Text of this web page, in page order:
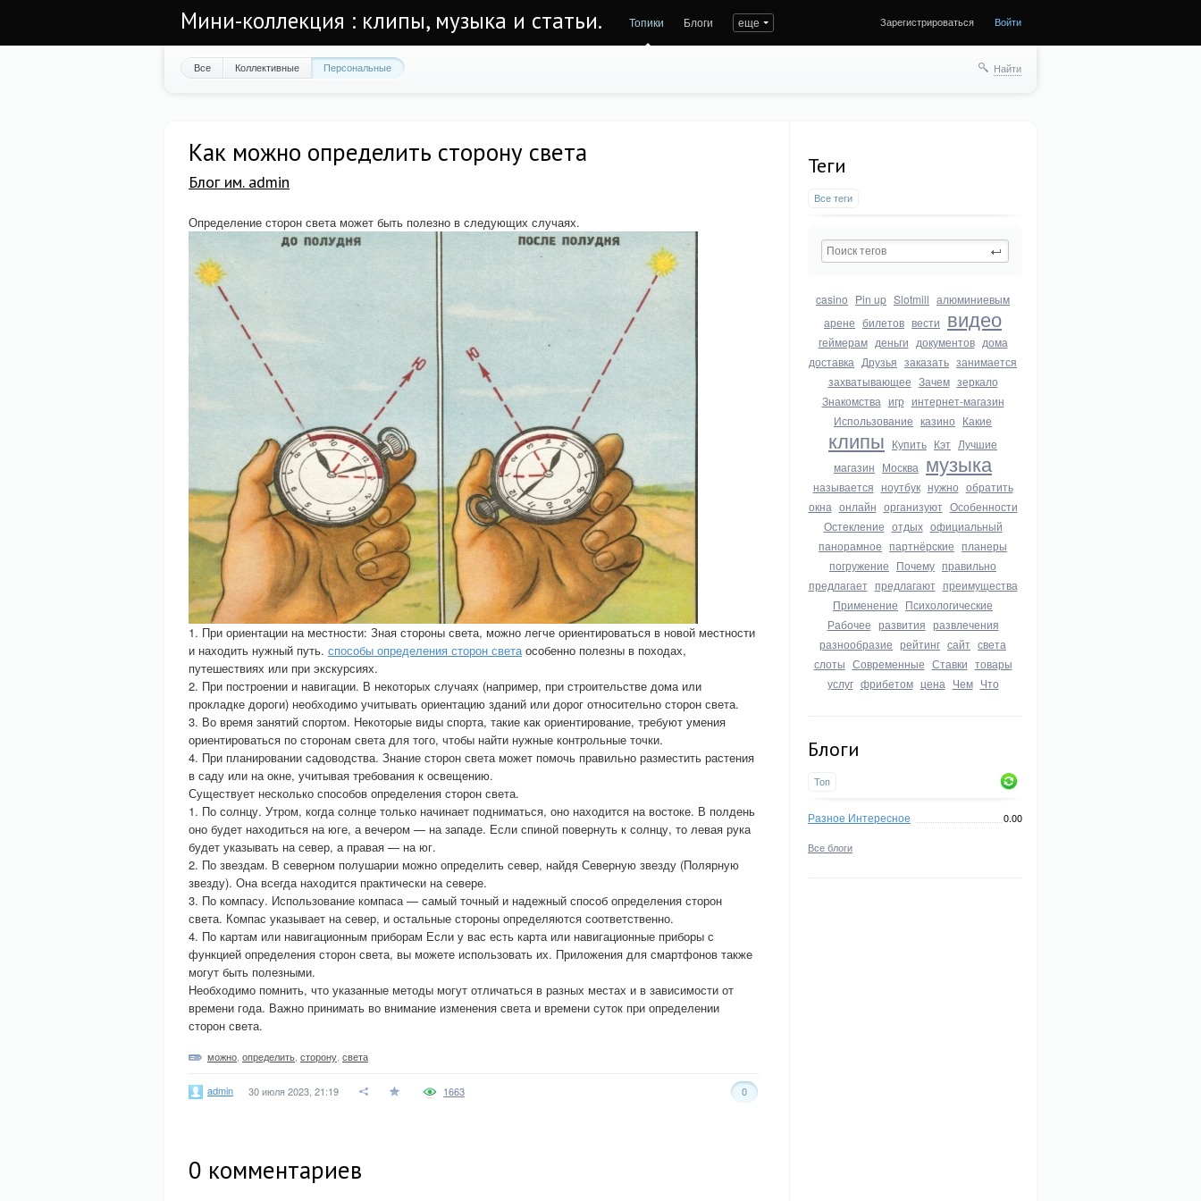
Мини-коллекция : клипы, музыка и статьи. Топики Блоги еще Зарегистрироваться Войти
Все Коллективные Персональные Найти
Теги
Все теги
casino Pin up Slotmill алюминиевым
арене билетов вести видео
геймерам деньги документов дома
доставка Друзья заказать занимается
захватывающее Зачем зеркало
Знакомства игр интернет-магазин
Использование казино Какие
клипы Купить Кэт Лучшие
магазин Москва музыка
называется ноутбук нужно обратить
окна онлайн организуют Особенности
Остекление отдых официальный
панорамное партнёрские планеры
погружение Почему правильно
предлагает предлагают преимущества
Применение Психологические
Рабочее развития развлечения
разнообразие рейтинг сайт света
слоты Современные Ставки товары
услуг фрибетом цена Чем Что
Блоги
Топ
Разное Интересное 0.00
Все блоги
Как можно определить сторону света
Блог им. admin
Определение сторон света может быть полезно в следующих случаях.
1. При ориентации на местности: Зная стороны света, можно легче ориентироваться в новой местности
и находить нужный путь. способы определения сторон светаособенно полезны в походах,
путешествиях или при экскурсиях.
2. При построении и навигации. В некоторых случаях (например, при строительстве дома или
прокладке дороги) необходимо учитывать ориентацию зданий или дорог относительно сторон света.
3. Во время занятий спортом. Некоторые виды спорта, такие как ориентирование, требуют умения
ориентироваться по сторонам света для того, чтобы найти нужные контрольные точки.
4. При планировании садоводства. Знание сторон света может помочь правильно разместить растения
в саду или на окне, учитывая требования к освещению.
Существует несколько способов определения сторон света.
1. По солнцу. Утром, когда солнце только начинает подниматься, оно находится на востоке. В полдень
оно будет находиться на юге, а вечером — на западе. Если спиной повернуть к солнцу, то левая рука
будет указывать на север, а правая — на юг.
2. По звездам. В северном полушарии можно определить север, найдя Северную звезду (Полярную
звезду). Она всегда находится практически на севере.
3. По компасу. Использование компаса — самый точный и надежный способ определения сторон
света. Компас указывает на север, и остальные стороны определяются соответственно.
4. По картам или навигационным приборам Если у вас есть карта или навигационные приборы с
функцией определения сторон света, вы можете использовать их. Приложения для смартфонов также
могут быть полезными.
Необходимо помнить, что указанные методы могут отличаться в разных местах и в зависимости от
времени года. Важно принимать во внимание изменения света и времени суток при определении
сторон света.
можно определить сторону света
admin 30 июля 2023, 21:19 0
1663
0 комментариев